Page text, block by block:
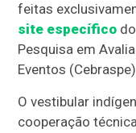
feitas
site específico
Pesquisa em
Eventos
O vestibular
cooperação